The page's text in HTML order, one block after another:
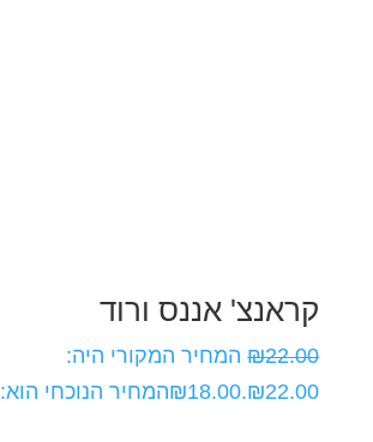
קראנצ' אננס ורוד
₪22.00
המחיר המקורי היה:
₪22.00.
₪18.00 המחיר הנוכחי הוא: ₪18.00.